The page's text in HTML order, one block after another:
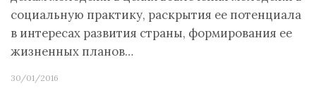
социальную практику, раскрытия ее потенциала
в интересах развития страны, формирования ее
жизненных планов…
30/01/2016